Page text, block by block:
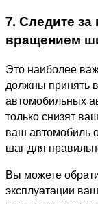
7. Следите
вращением
Это наиболее
должны принять
автомобильных
только снизят
ваш автомобиль
шаг для
Вы можете
эксплуатации